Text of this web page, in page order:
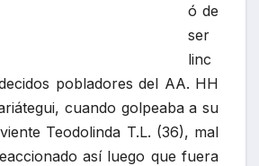
de los efectivos de
la Municipalidad de Simón
ataque al sujeto infiel, que en
mostró arrepentimiento por
es más atacó cruelmente a
lo que causó la ira y
los vecinos y familiares de la